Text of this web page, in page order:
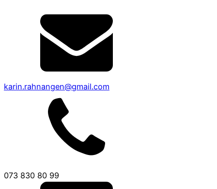
karin.rahnangen@gmail.com
073 830 80 99